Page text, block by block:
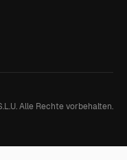
Alle Rechte vorbehalten.